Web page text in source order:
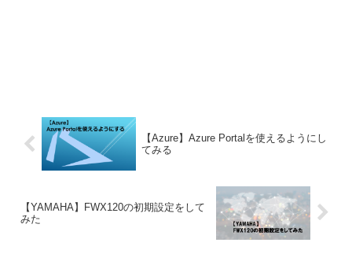
【Azure】Azure Portalを使えるようにし
てみる
【YAMAHA】FWX120の初期設定をして
みた